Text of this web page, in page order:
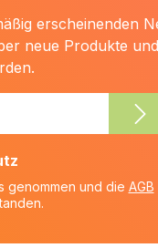
erscheinenden
neue Produkte
genommen und die AGB